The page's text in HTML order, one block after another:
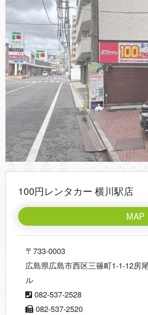
100円レンタカー 横川駅店
MAP
〒733-0003
広島県広島市西区三篠町1-1-12房
ル
082-537-2528
082-537-2520